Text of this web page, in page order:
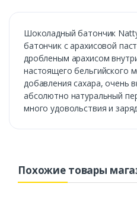
Шоколадный батончик
батончик с арахисовой
дробленым арахисом
настоящего бельгийского
добавления сахара, очень
абсолютно натуральный
много удовольствия и
Похожие товары